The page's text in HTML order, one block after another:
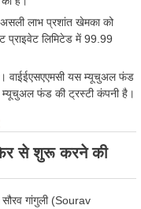
लाभ प्रशांत खेमका को
प्राइवेट लिमिटेड में 99.99
वाईईएसएएमसी यस म्यूचुअल फंड
फंड की ट्रस्टी कंपनी है।
से शुरू करने की
गांगुली (Sourav